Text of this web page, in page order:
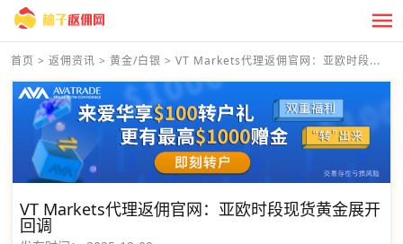
首页 > 返佣资讯 > 黄金/白银 > VT Markets代理返佣官网：亚欧时段...
VT Markets代理返佣官网：亚欧时段现货黄金展开
回调